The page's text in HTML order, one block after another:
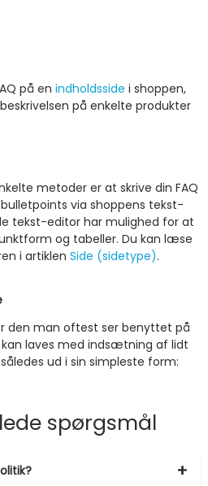
på en indholdsside i shoppen,
på enkelte produkter
metoder er at skrive din FAQ
via shoppens tekst-
tekst-editor har mulighed for at
og tabeller. Du kan læse
i artiklen Side (sidetype).
den man oftest ser benyttet på
laves med indsætning af lidt
således ud i sin simpleste form:
spørgsmål